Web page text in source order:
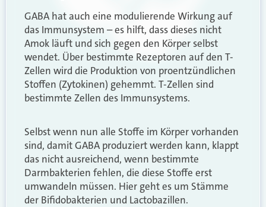
GABA hat auch eine modulierende Wirkung auf
das Immunsystem – es hilft, dass dieses nicht
Amok läuft und sich gegen den Körper selbst
wendet. Über bestimmte Rezeptoren auf den T-
Zellen wird die Produktion von proentzündlichen
Stoffen (Zytokinen) gehemmt. T-Zellen sind
bestimmte Zellen des Immunsystems.
Selbst wenn nun alle Stoffe im Körper vorhanden
sind, damit GABA produziert werden kann, klappt
das nicht ausreichend, wenn bestimmte
Darmbakterien fehlen, die diese Stoffe erst
umwandeln müssen. Hier geht es um Stämme
der Bifidobakterien und Lactobazillen.